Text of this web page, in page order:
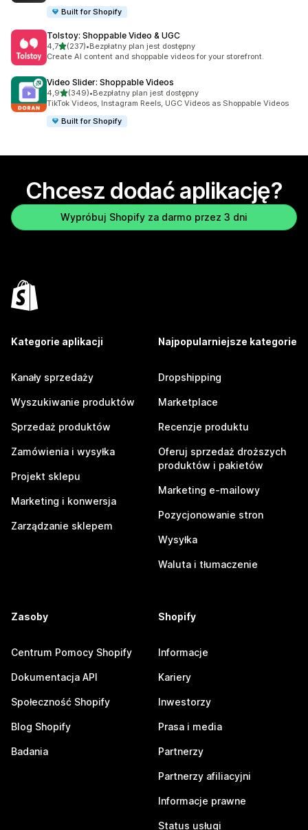
Built for Shopify
Tolstoy: Shoppable Video & UGC
4,7na 5 gwiazdek
(237)
Łączna liczba recenzji: 237
•Bezpłatny plan jest dostępny
Create AI content and shoppable videos for your storefront.
Video Slider: Shoppable Videos
4,9na 5 gwiazdek
(349)
Łączna liczba recenzji: 349
•Bezpłatny plan jest dostępny
TikTok Videos, Instagram Reels, UGC Videos as Shoppable Videos
Built for Shopify
Chcesz dodać aplikację?
Wypróbuj Shopify za darmo przez 3 dni
Kategorie aplikacji
Kanały sprzedaży
Wyszukiwanie produktów
Sprzedaż produktów
Zamówienia i wysyłka
Projekt sklepu
Marketing i konwersja
Zarządzanie sklepem
Najpopularniejsze kategorie
Dropshipping
Marketplace
Recenzje produktu
Oferuj sprzedaż droższych
produktów i pakietów
Marketing e-mailowy
Pozycjonowanie stron
Wysyłka
Waluta i tłumaczenie
Zasoby
Centrum Pomocy Shopify
Dokumentacja API
Społeczność Shopify
Blog Shopify
Badania
Shopify
Informacje
Kariery
Inwestorzy
Prasa i media
Partnerzy
Partnerzy afiliacyjni
Informacje prawne
Status usługi